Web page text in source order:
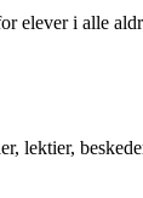
i alle
lektier,